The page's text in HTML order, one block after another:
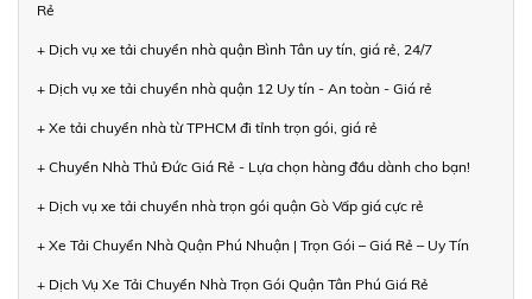
Rẻ
+ Dịch vụ xe tải chuyển nhà quận Bình Tân uy tín, giá rẻ, 24/7
+ Dịch vụ xe tải chuyển nhà quận 12 Uy tín - An toàn - Giá rẻ
+ Xe tải chuyển nhà từ TPHCM đi tỉnh trọn gói, giá rẻ
+ Chuyển Nhà Thủ Đức Giá Rẻ - Lựa chọn hàng đầu dành cho bạn!
+ Dịch vụ xe tải chuyển nhà trọn gói quận Gò Vấp giá cực rẻ
+ Xe Tải Chuyển Nhà Quận Phú Nhuận | Trọn Gói – Giá Rẻ – Uy Tín
+ Dịch Vụ Xe Tải Chuyển Nhà Trọn Gói Quận Tân Phú Giá Rẻ